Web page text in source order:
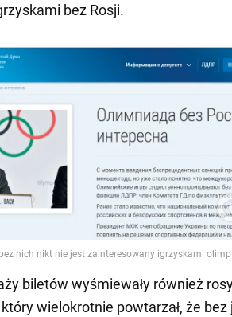
bez Rosji.
biletów wyśmiewały również
wielokrotnie powtarzał, że